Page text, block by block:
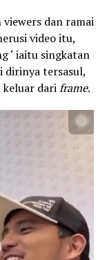
dan ramai
video itu,
‘ iaitu singkatan
dirinya tersasul,
dariframe.